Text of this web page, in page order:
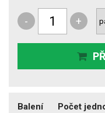
- +
Balení Počet